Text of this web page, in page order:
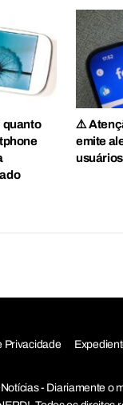
quanto
⚠️
emite
usuários
Privacidade
- Diariamente o